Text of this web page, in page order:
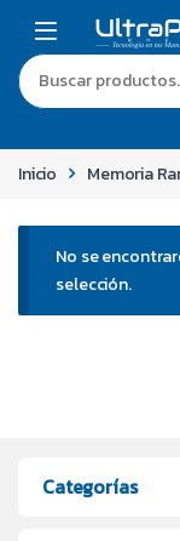
Inicio Memoria
No se
selección.
Categorías